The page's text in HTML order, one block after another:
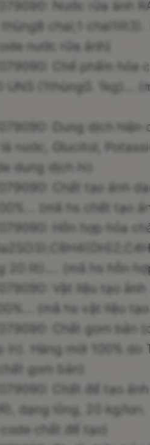
Nước rửa ảnh
thùng8 chai;1
nước rửa ảnh)
Chế phẩm
UNS (1thùng0. 1kg)...
Dung dịch
là nước, Glucitol,
dung dịch hi)
Chất tạo ảnh
(mã hs chất tạo
Hỗn hợp hóa
20 lit).... (mã hs hỗn
Vật liệu tạo ảnh
(mã hs vật liệu
Chất gom bản
in). Hàng mới 100%
gom bản)
Chất để tạo
dạng lỏng, 20 kg/
chất để tạo)